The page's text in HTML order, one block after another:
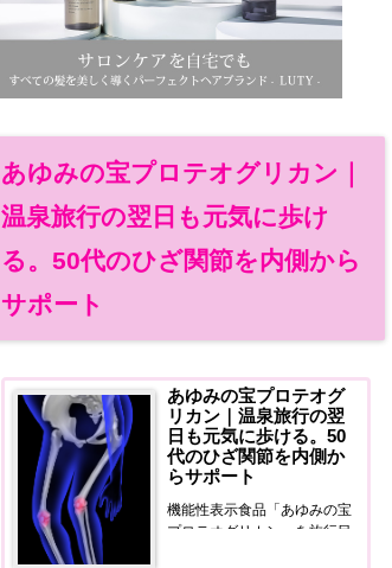
あゆみの宝プロテオグリカン｜
温泉旅行の翌日も元気に歩け
る。50代のひざ関節を内側から
サポート
あゆみの宝プロテオグ
リカン｜温泉旅行の翌
日も元気に歩ける。50
代のひざ関節を内側か
らサポート
機能性表示食品「あゆみの宝
プロテオグリカン」を旅行目